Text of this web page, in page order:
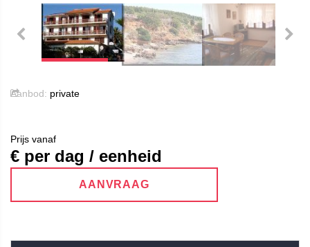
Aanbod: private
Prijs vanaf
€ per dag / eenheid
AANVRAAG